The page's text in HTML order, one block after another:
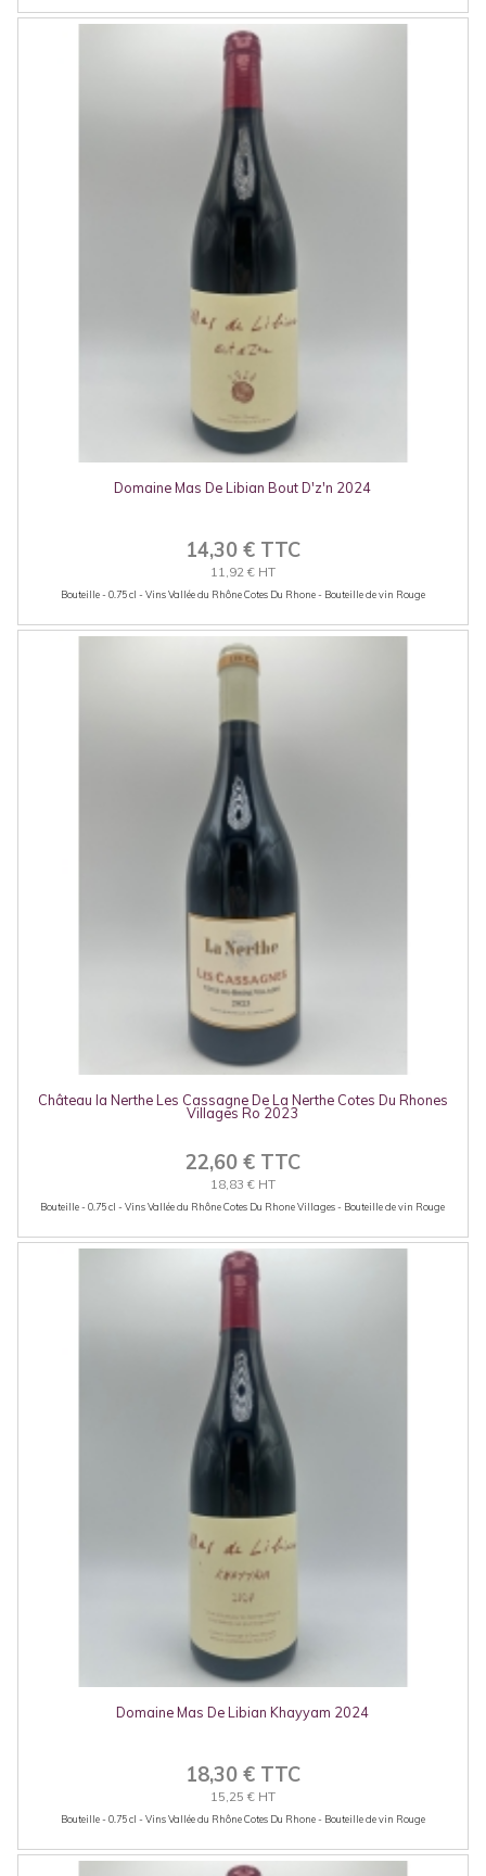
Domaine Mas De Libian Bout D'z'n 2024
14,30 € TTC
11,92 € HT
Bouteille - 0.75 cl - Vins Vallée du Rhône Cotes Du Rhone - Bouteille de vin Rouge
Château la Nerthe Les Cassagne De La Nerthe Cotes Du Rhones
Villages Ro 2023
22,60 € TTC
18,83 € HT
Bouteille - 0.75 cl - Vins Vallée du Rhône Cotes Du Rhone Villages - Bouteille de vin Rouge
Domaine Mas De Libian Khayyam 2024
18,30 € TTC
15,25 € HT
Bouteille - 0.75 cl - Vins Vallée du Rhône Cotes Du Rhone - Bouteille de vin Rouge